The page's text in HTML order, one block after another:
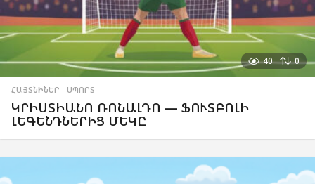
40 0
ՀԱՅՏՆԻՆԵՐ ,ՍՊՈՐՏ
ԿՐԻՍՏԻԱՆՈ ՌՈՆԱԼԴՈ — ՖՈՒՏԲՈԼԻ
ԼԵԳԵՆԴՆԵՐԻՑ ՄԵԿԸ